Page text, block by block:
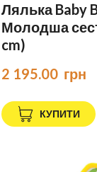
Лялька Baby
Молодша
cm)
2 195.00  грн
КУПИТИ